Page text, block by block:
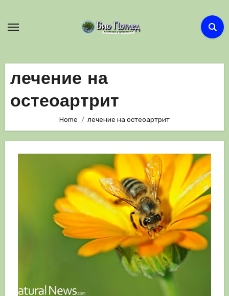
лечение на
остеоартрит
Home лечение на остеоартрит